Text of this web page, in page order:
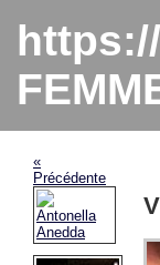
«
Précédente